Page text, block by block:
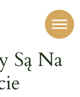
Są Na